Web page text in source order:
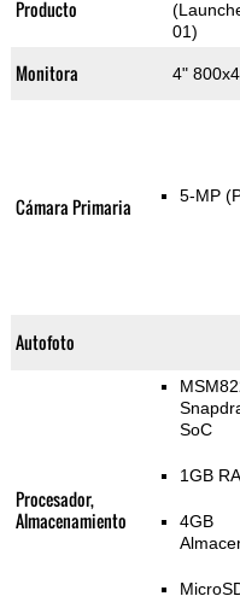
Producto
01)
Monitora 4"
Cámara Primaria 5-MP
Autofoto
Procesador,
Almacenamiento
SoC
1GB
4GB